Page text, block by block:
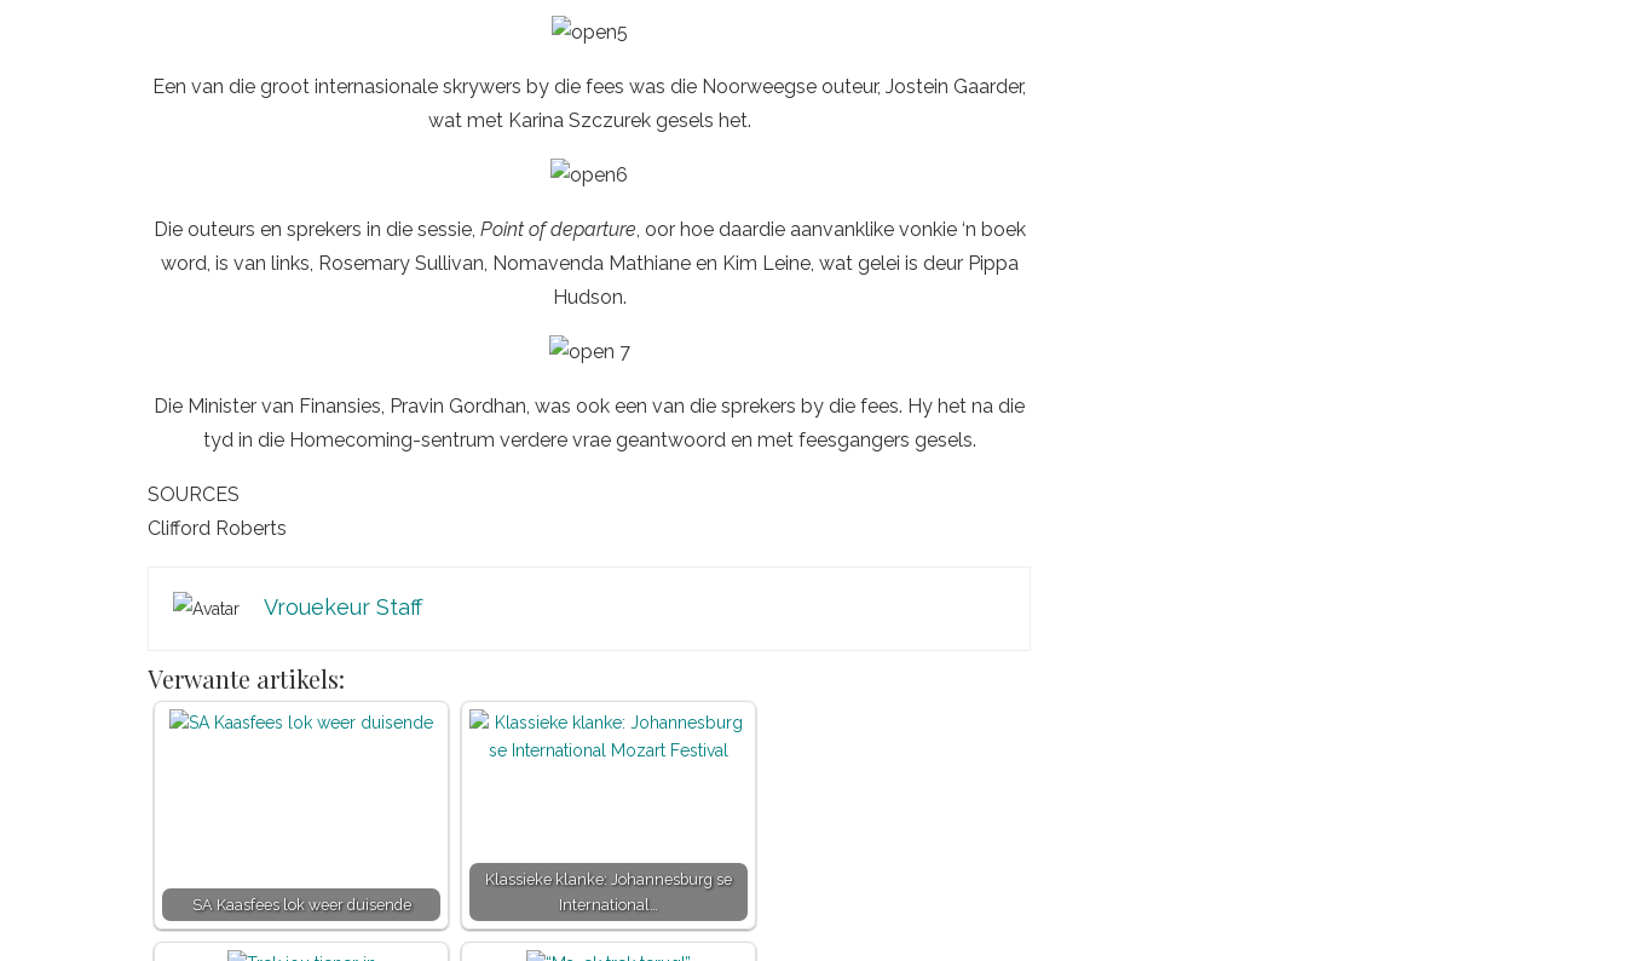
Een van die groot internasionale skrywers by die fees was die Noorweegse outeur, Jostein Gaarder,
wat met Karina Szczurek gesels het.
Die outeurs en sprekers in die sessie, Point of departure, oor hoe daardie aanvanklike vonkie ‘n boek
word, is van links, Rosemary Sullivan, Nomavenda Mathiane en Kim Leine, wat gelei is deur Pippa
Hudson.
Die Minister van Finansies, Pravin Gordhan, was ook een van die sprekers by die fees. Hy het na die
tyd in die Homecoming-sentrum verdere vrae geantwoord en met feesgangers gesels.
SOURCES
Clifford Roberts
Vrouekeur Staff
Verwante artikels:
SA Kaasfees lok weer duisende
Klassieke klanke: Johannesburg se
International…